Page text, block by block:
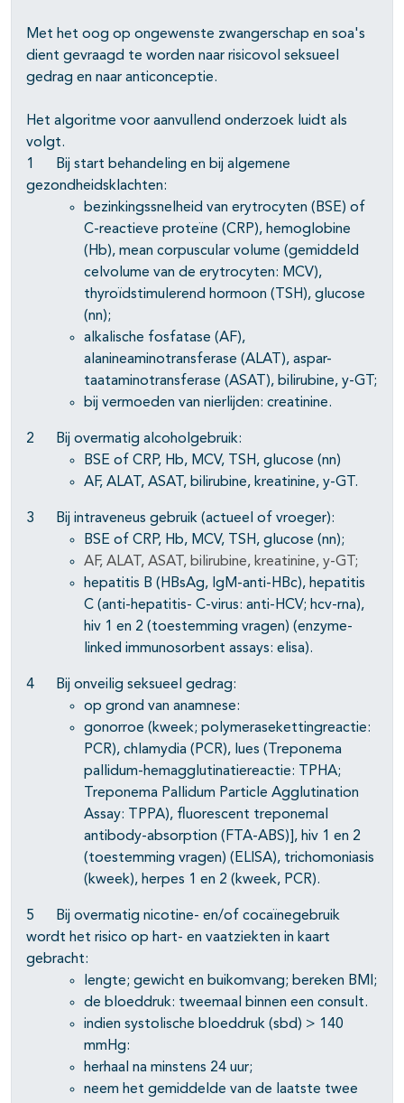
Met het oog op ongewenste zwangerschap en soa's
dient gevraagd te worden naar risicovol seksueel
gedrag en naar anticonceptie.
Het algoritme voor aanvullend onderzoek luidt als
volgt.
1 Bij start behandeling en bij algemene
gezondheidsklachten:
bezinkingssnelheid van erytrocyten (BSE) of
C-reactieve proteïne (CRP), hemoglobine
(Hb), mean corpuscular volume (gemiddeld
celvolume van de erytrocyten: MCV),
thyroïdstimulerend hormoon (TSH), glucose
(nn);
alkalische fosfatase (AF),
alanineaminotransferase (ALAT), aspar-
taataminotransferase (ASAT), bilirubine, y-GT;
bij vermoeden van nierlijden: creatinine.
2 Bij overmatig alcoholgebruik:
BSE of CRP, Hb, MCV, TSH, glucose (nn)
AF, ALAT, ASAT, bilirubine, kreatinine, y-GT.
3 Bij intraveneus gebruik (actueel of vroeger):
BSE of CRP, Hb, MCV, TSH, glucose (nn);
AF, ALAT, ASAT, bilirubine, kreatinine, y-GT ;
hepatitis B (HBsAg, IgM-anti-HBc), hepatitis
C (anti-hepatitis- C-virus: anti-HCV; hcv-rna),
hiv 1 en 2 (toestemming vragen) (enzyme-
linked immunosorbent assays: elisa).
4 Bij onveilig seksueel gedrag:
op grond van anamnese:
gonorroe (kweek; polymerasekettingreactie:
PCR), chlamydia (PCR), lues (Treponema
pallidum-hemagglutinatiereactie: TPHA;
Treponema Pallidum Particle Agglutination
Assay: TPPA), fluorescent treponemal
antibody-absorption (FTA-ABS)], hiv 1 en 2
(toestem­ming vragen) (ELISA), trichomoniasis
(kweek), herpes 1 en 2 (kweek, PCR).
5 Bij overmatig nicotine- en/of cocaïnegebruik
wordt het risico op hart- en vaatziekten in kaart
gebracht:
lengte; gewicht en buikomvang; bereken BMI;
de bloeddruk: tweemaal binnen een consult.
indien systolische bloeddruk (sbd) > 140
mmHg:
herhaal na minstens 24 uur;
neem het gemiddelde van de laatste twee